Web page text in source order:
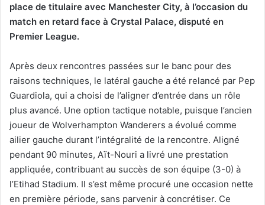
place de titulaire avec Manchester City, à l’occasion du
match en retard face à Crystal Palace, disputé en
Premier League.
Après deux rencontres passées sur le banc pour des
raisons techniques, le latéral gauche a été relancé par Pep
Guardiola, qui a choisi de l’aligner d’entrée dans un rôle
plus avancé. Une option tactique notable, puisque l’ancien
joueur de Wolverhampton Wanderers a évolué comme
ailier gauche durant l’intégralité de la rencontre. Aligné
pendant 90 minutes, Aït-Nouri a livré une prestation
appliquée, contribuant au succès de son équipe (3-0) à
l’Etihad Stadium. Il s’est même procuré une occasion nette
en première période, sans parvenir à concrétiser. Ce